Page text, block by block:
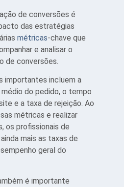
de conversões é
das estratégias
métricas-chave que
e analisar o
de conversões.
importantes incluem a
do pedido, o tempo
e a taxa de rejeição. Ao
métricas e realizar
os profissionais de
mais as taxas de
geral do
é importante